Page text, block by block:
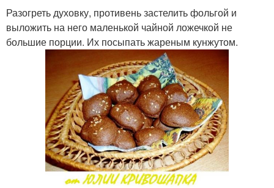
Разогреть духовку, противень застелить фольгой и
выложить на него маленькой чайной ложечкой не
большие порции. Их посыпать жареным кунжутом.